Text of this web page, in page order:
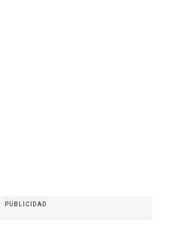
PUBLICIDAD